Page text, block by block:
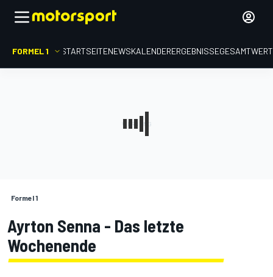
FORMEL 1 STARTSEITENEWSKALENDERERGEBNISSE
Formel 1
Ayrton Senna - Das letzte
Wochenende